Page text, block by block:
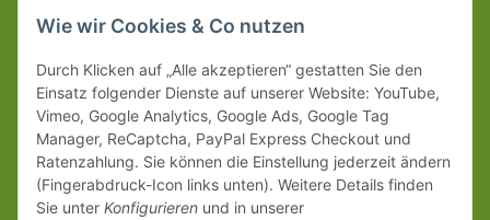
Wie wir Cookies & Co nutzen
Durch Klicken auf „Alle akzeptieren“ gestatten Sie den
Einsatz folgender Dienste auf unserer Website: YouTube,
Vimeo, Google Analytics, Google Ads, Google Tag
Manager, ReCaptcha, PayPal Express Checkout und
Ratenzahlung. Sie können die Einstellung jederzeit ändern
(Fingerabdruck-Icon links unten). Weitere Details finden
Sie unter Konfigurieren und in unserer